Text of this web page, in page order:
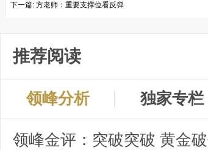
下一篇: 方老师：重要支撑位看反弹
推荐阅读
领峰分析 独家专栏
领峰金评：突破突破 黄金